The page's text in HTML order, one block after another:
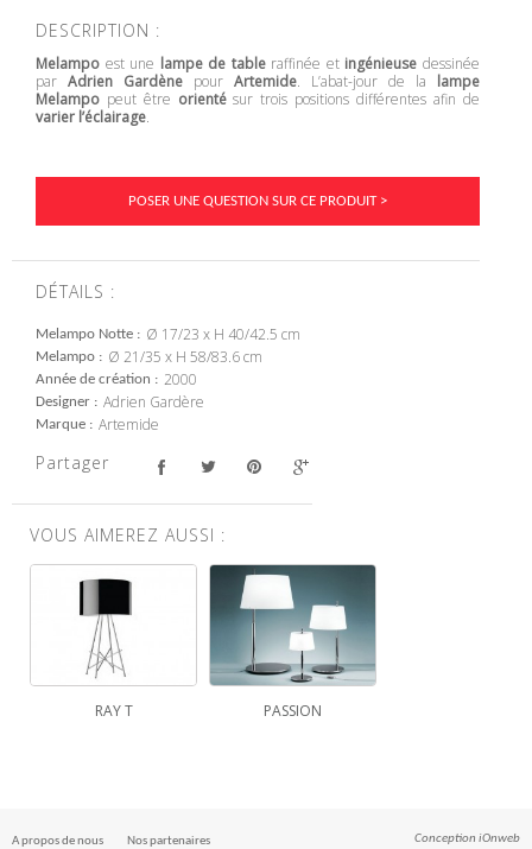
DESCRIPTION :
Melampo est une lampe de tableraffinée et ingénieuse dessinée
par Adrien Gardènepour Artemide. L’abat-jour de la lampe
Melampo peut être orientésur trois positions différentes afin de
varier l’éclairage.
POSER UNE QUESTION SUR CE PRODUIT >
DÉTAILS :
Melampo Notte Ø 17/23 x H 40/42.5 cm
Melampo Ø 21/35 x H 58/83.6 cm
Année de création 2000
Designer Adrien Gardère
Marque Artemide
Partager
VOUS AIMEREZ AUSSI :
RAY T PASSION
A propos de nous Nos partenaires Conception iOnweb